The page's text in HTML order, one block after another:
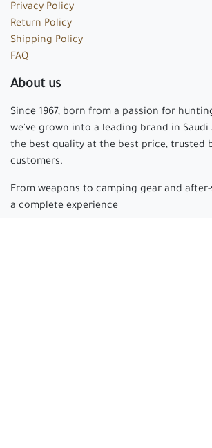
Privacy Policy
Return Policy
Shipping Policy
FAQ
About us
Since 1967, born from a passion for
we've grown into a leading brand in Saudi
the best quality at the best price, trusted
customers.
From weapons to camping gear and after-
a complete experience